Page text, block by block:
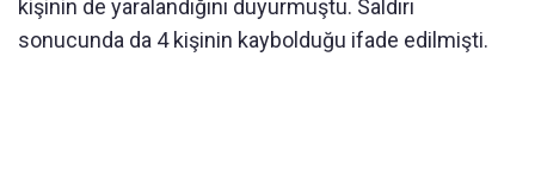
kişinin de yaralandığını duyurmuştu. Saldırı
sonucunda da 4 kişinin kaybolduğu ifade edilmişti.